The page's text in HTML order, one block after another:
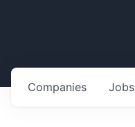
Jobs
Companies